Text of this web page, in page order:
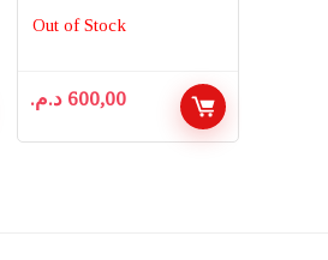
BÉBÉ
Out of Stock
600,00 د.م.